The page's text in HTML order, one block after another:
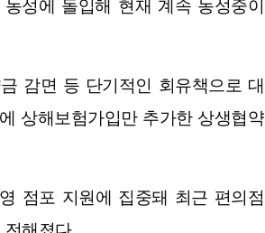
성에 돌입해 현재 계속 농성중이
감면 등 단기적인 회유책으로 대
상해보험가입만 추가한 상생협약
점포 지원에 집중돼 최근 편의점